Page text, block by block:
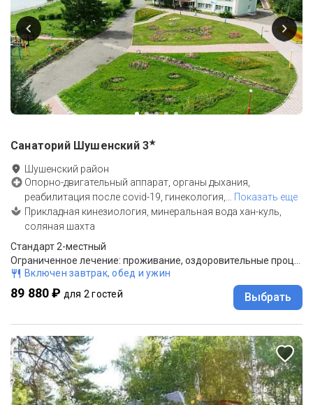
Санаторий Шушенский 3★
Шушенский район
Опорно-двигательный аппарат, органы дыхания,
реабилитация после covid-19, гинекология,
Показать еще
Прикладная кинезиология, минеральная вода хан-куль,
соляная шахта
Стандарт 2-местный
Включен завтрак, обед и ужин
89 880 ₽ для 2 гостей Выбрать